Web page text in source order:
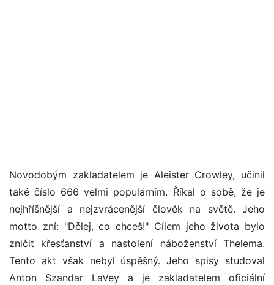
Novodobým zakladatelem je Aleister Crowley, učinil
také číslo 666 velmi populárním. Říkal o sobě, že je
nejhříšnější a nejzvrácenější člověk na světě. Jeho
motto zní: "Dělej, co chceš!" Cílem jeho života bylo
zničit křesťanství a nastolení náboženství Thelema.
Tento akt však nebyl úspěšný. Jeho spisy studoval
Anton Szandar LaVey a je zakladatelem oficiální